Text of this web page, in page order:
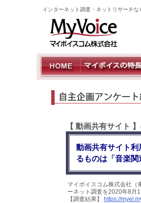
インターネット調査・ネットリサーチ
【 動画共有サイト
動画共有サイト
るものは「音楽
マイボイスコム株式会社（
ーネット調査を2020年8月
【調査結果】
https://